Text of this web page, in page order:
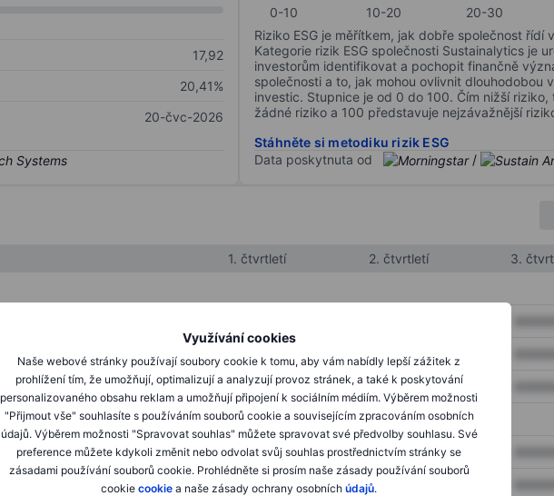
Využívání cookies
Naše webové stránky používají soubory cookie k tomu, aby vám nabídly lepší zážitek z
prohlížení tím, že umožňují, optimalizují a analyzují provoz stránek, a také k poskytování
personalizovaného obsahu reklam a umožňují připojení k sociálním médiím. Výběrem možnosti
"Přijmout vše" souhlasíte s používáním souborů cookie a souvisejícím zpracováním osobních
údajů. Výběrem možnosti "Spravovat souhlas" můžete spravovat své předvolby souhlasu. Své
preference můžete kdykoli změnit nebo odvolat svůj souhlas prostřednictvím stránky se
zásadami používání souborů cookie. Prohlédněte si prosím naše zásady používání souborů
cookie cookie a naše zásady ochrany osobních údajů.
17,92
20,41%
20-čvc-2026
0-10 10-20 20-30
Riziko ESG je měřítkem, jak dobře společnost řídí
Kategorie rizik ESG společnosti Sustainalytics je
investorům identifikovat a pochopit finančně
společnosti a to, jak mohou ovlivnit dlouhodobou
investic. Stupnice je od 0 do 100. Čím nižší riziko,
žádné riziko a 100 představuje nejzávažnější
Stáhněte si metodiku rizik ESG
Data poskytnuta od
/
1. čtvrtletí 2. čtvrtletí 3.
XXXXXXX XXXXXXX
XXXXXXX XXXXXXX
XXXXXXX XXXXXXX
XXXXXXX XXXXXXX